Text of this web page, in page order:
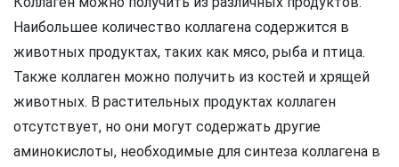
Наибольшее количество коллагена содержится в
животных продуктах, таких как мясо, рыба и птица.
Также коллаген можно получить из костей и хрящей
животных. В растительных продуктах коллаген
отсутствует, но они могут содержать другие
аминокислоты, необходимые для синтеза коллагена в